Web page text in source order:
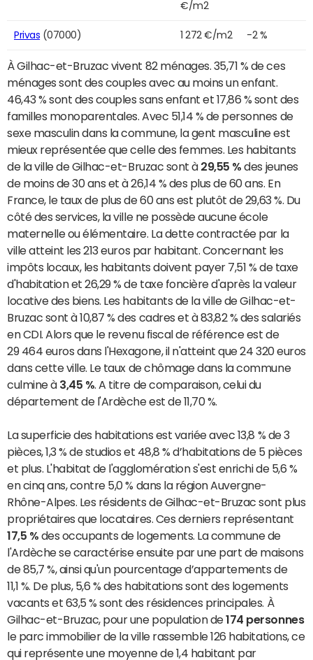
€/m2
Privas (07000) 1 272 €/m2 -2 %
À Gilhac-et-Bruzac vivent 82 ménages. 35,71 % de ces
ménages sont des couples avec au moins un enfant.
46,43 % sont des couples sans enfant et 17,86 % sont des
familles monoparentales. Avec 51,14 % de personnes de
sexe masculin dans la commune, la gent masculine est
mieux représentée que celle des femmes. Les habitants
de la ville de Gilhac-et-Bruzac sont à 29,55 % des jeunes
de moins de 30 ans et à 26,14 % des plus de 60 ans. En
France, le taux de plus de 60 ans est plutôt de 29,63 %. Du
côté des services, la ville ne possède aucune école
maternelle ou élémentaire. La dette contractée par la
ville atteint les 213 euros par habitant. Concernant les
impôts locaux, les habitants doivent payer 7,51 % de taxe
d'habitation et 26,29 % de taxe foncière d'après la valeur
locative des biens. Les habitants de la ville de Gilhac-et-
Bruzac sont à 10,87 % des cadres et à 83,82 % des salariés
en CDI. Alors que le revenu fiscal de référence est de
29 464 euros dans l'Hexagone, il n'atteint que 24 320 euros
dans cette ville. Le taux de chômage dans la commune
culmine à 3,45 %. A titre de comparaison, celui du
département de l'Ardèche est de 11,70 %.
La superficie des habitations est variée avec 13,8 % de 3
pièces, 1,3 % de studios et 48,8 % d’habitations de 5 pièces
et plus. L'habitat de l'agglomération s'est enrichi de 5,6 %
en cinq ans, contre 5,0 % dans la région Auvergne-
Rhône-Alpes. Les résidents de Gilhac-et-Bruzac sont plus
propriétaires que locataires. Ces derniers représentant
17,5 % des occupants de logements. La commune de
l'Ardèche se caractérise ensuite par une part de maisons
de 85,7 %, ainsi qu'un pourcentage d’appartements de
11,1 %. De plus, 5,6 % des habitations sont des logements
vacants et 63,5 % sont des résidences principales. À
Gilhac-et-Bruzac, pour une population de174 personnes
le parc immobilier de la ville rassemble 126 habitations, ce
qui représente une moyenne de 1,4 habitant par